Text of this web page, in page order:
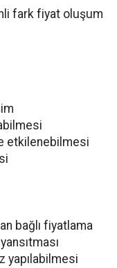
fark fiyat oluşum
etkilenebilmesi
bağlı fiyatlama
yapılabilmesi